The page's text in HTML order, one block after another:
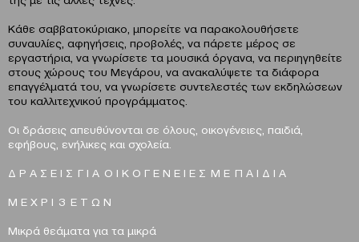
Κάθε σαββατοκύριακο, μπορείτε να παρακολουθήσετε
συναυλίες, αφηγήσεις, προβολές, να πάρετε μέρος σε
εργαστήρια, να γνωρίσετε τα μουσικά όργανα, να περιηγηθείτε
στους χώρους του Μεγάρου, να ανακαλύψετε τα διάφορα
επαγγέλματά του, να γνωρίσετε συντελεστές των εκδηλώσεων
του καλλιτεχνικού προγράμματος.
Οι δράσεις απευθύνονται σε όλους, οικογένειες, παιδιά,
εφήβους, ενήλικες και σχολεία.
Δ Ρ Α Σ Ε Ι Σ Γ Ι Α Ο Ι Κ Ο Γ Ε Ν Ε Ι Ε Σ Μ Ε Π Α Ι Δ Ι Α
Μ Ε Χ Ρ Ι 3 Ε Τ Ω Ν
Μικρά θεάματα για τα μικρά